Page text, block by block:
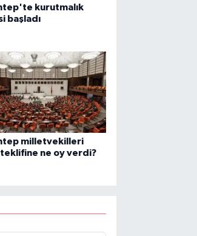
kurutmalık
başladı
milletvekilleri
teklifine ne oy verdi?